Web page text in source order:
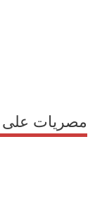
مصريات